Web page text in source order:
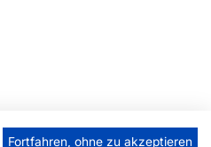
Fortfahren, ohne zu akzeptieren